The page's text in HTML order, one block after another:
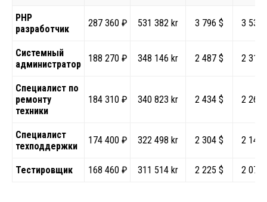
PHP
разработчик
287 360 ₽ 531 382 kr 3 796 $ 3 537
Системный
администратор
188 270 ₽ 348 146 kr 2 487 $ 2 317
Специалист по
ремонту
техники
184 310 ₽ 340 823 kr 2 434 $ 2 268
Специалист
техподдержки
174 400 ₽ 322 498 kr 2 304 $ 2 146
Тестировщик 168 460 ₽ 311 514 kr 2 225 $ 2 073